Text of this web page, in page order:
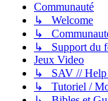
Communauté
↳ Welcome
↳
↳ Support du
Jeux Video
↳ SAV // Help
↳ Tutoriel /